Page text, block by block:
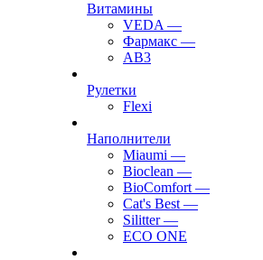
Витамины
VEDA —
Фармакс —
АВ3
Рулетки
Flexi
Наполнители
Miaumi —
Bioclean —
BioComfort —
Cat's Best —
Silitter —
ECO ONE